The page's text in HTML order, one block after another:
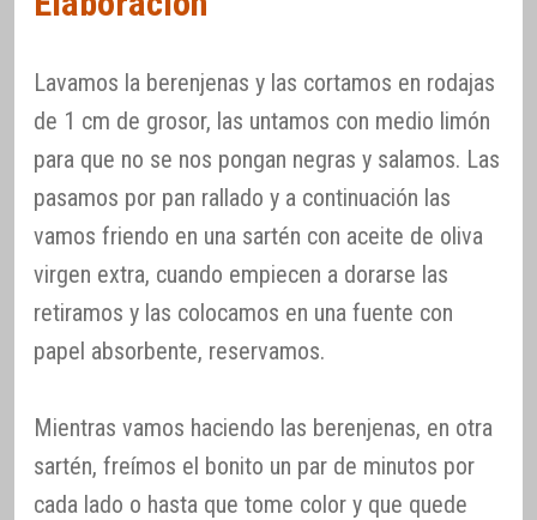
Lavamos la berenjenas y las cortamos en rodajas
de 1 cm de grosor, las untamos con medio limón
para que no se nos pongan negras y salamos. Las
pasamos por pan rallado y a continuación las
vamos friendo en una sartén con aceite de oliva
virgen extra, cuando empiecen a dorarse las
retiramos y las colocamos en una fuente con
papel absorbente, reservamos.
Mientras vamos haciendo las berenjenas, en otra
sartén, freímos el bonito un par de minutos por
cada lado o hasta que tome color y que quede